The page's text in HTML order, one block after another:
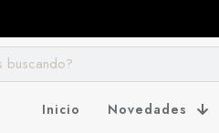
Inicio Novedades